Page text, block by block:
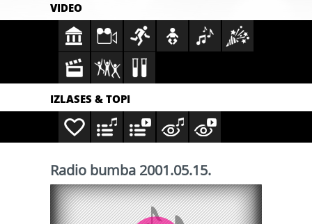
VIDEO
IZLASES & TOPI
Radio bumba 2001.05.15.